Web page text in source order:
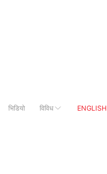
भिडियो विविध ENGLISH